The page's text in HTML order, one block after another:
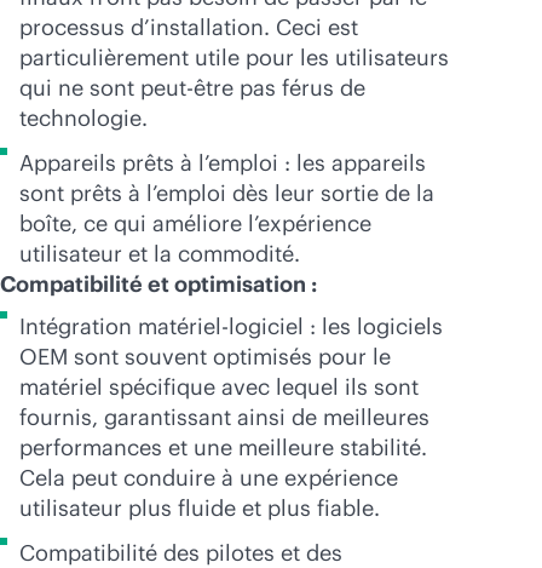
processus d’installation. Ceci est
particulièrement utile pour les utilisateurs
qui ne sont peut-être pas férus de
technologie.
Appareils prêts à l’emploi : les appareils
sont prêts à l’emploi dès leur sortie de la
boîte, ce qui améliore l’expérience
utilisateur et la commodité.
Compatibilité et optimisation :
Intégration matériel-logiciel : les logiciels
OEM sont souvent optimisés pour le
matériel spécifique avec lequel ils sont
fournis, garantissant ainsi de meilleures
performances et une meilleure stabilité.
Cela peut conduire à une expérience
utilisateur plus fluide et plus fiable.
Compatibilité des pilotes et des